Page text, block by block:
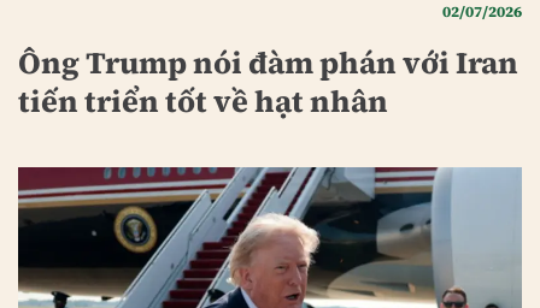
02/07/2026
Ông Trump nói đàm phán với Iran
tiến triển tốt về hạt nhân